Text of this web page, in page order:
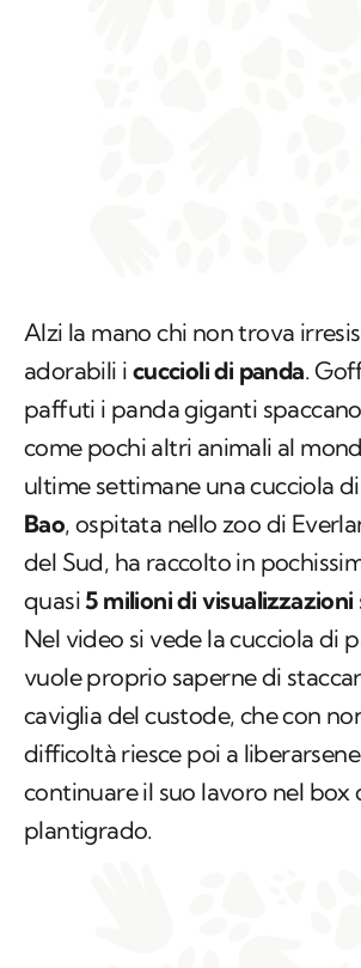
Alzi la mano chi non trova
adorabili i cuccioli di panda.
paffuti i panda giganti
come pochi altri animali al
ultime settimane una cucciola di
Bao, ospitata nello zoo di
del Sud, ha raccolto in
quasi5 milioni di visualizzazioni
Nel video si vede la cucciola di
vuole proprio saperne di
caviglia del custode, che con
difficoltà riesce poi a
continuare il suo lavoro nel box
plantigrado.